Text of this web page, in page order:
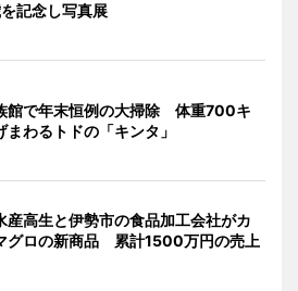
記念し写真展
館で年末恒例の大掃除 体重700キ
まわるトドの「キンタ」
産高生と伊勢市の食品加工会社がカ
グロの新商品 累計1500万円の売上